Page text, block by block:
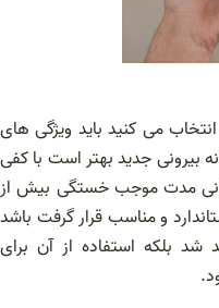
می کنید باید ویژگی های
بیرونی جدید بهتر است با کفی
مدت موجب خستگی بیش از
و مناسب قرار گرفت باشد
بلکه استفاده از آن برای